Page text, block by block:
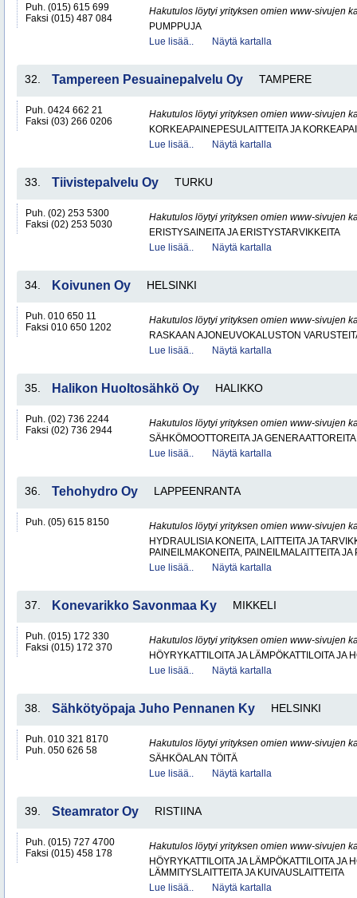
Puh. (015) 615 699
Faksi (015) 487 084
Hakutulos löytyi yrityksen omien www-sivujen
PUMPPUJA
Lue lisää..
Näytä kartalla
32. Tampereen Pesuainepalvelu Oy TAMPERE
Puh. 0424 662 21
Faksi (03) 266 0206
Hakutulos löytyi yrityksen omien www-sivujen
KORKEAPAINEPESULAITTEITA JA
Lue lisää..
Näytä kartalla
33. Tiivistepalvelu Oy TURKU
Puh. (02) 253 5300
Faksi (02) 253 5030
Hakutulos löytyi yrityksen omien www-sivujen
ERISTYSAINEITA JA ERISTYSTARVIKKEITA
Lue lisää..
Näytä kartalla
34. Koivunen Oy HELSINKI
Puh. 010 650 11
Faksi 010 650 1202
Hakutulos löytyi yrityksen omien www-sivujen
RASKAAN AJONEUVOKALUSTON
Lue lisää..
Näytä kartalla
35. Halikon Huoltosähkö Oy HALIKKO
Puh. (02) 736 2244
Faksi (02) 736 2944
Hakutulos löytyi yrityksen omien www-sivujen
SÄHKÖMOOTTOREITA JA GENERAATTOREITA
Lue lisää..
Näytä kartalla
36. Tehohydro Oy LAPPEENRANTA
Puh. (05) 615 8150
Hakutulos löytyi yrityksen omien www-sivujen
HYDRAULISIA KONEITA, LAITTEITA JA
PAINEILMAKONEITA, PAINEILMALAITTEITA
Lue lisää..
Näytä kartalla
37. Konevarikko Savonmaa Ky MIKKELI
Puh. (015) 172 330
Faksi (015) 172 370
Hakutulos löytyi yrityksen omien www-sivujen
HÖYRYKATTILOITA JA LÄMPÖKATTILOITA JA
Lue lisää..
Näytä kartalla
38. Sähkötyöpaja Juho Pennanen Ky HELSINKI
Puh. 010 321 8170
Puh. 050 626 58
Hakutulos löytyi yrityksen omien www-sivujen
SÄHKÖALAN TÖITÄ
Lue lisää..
Näytä kartalla
39. Steamrator Oy RISTIINA
Puh. (015) 727 4700
Faksi (015) 458 178
Hakutulos löytyi yrityksen omien www-sivujen
HÖYRYKATTILOITA JA LÄMPÖKATTILOITA JA
LÄMMITYSLAITTEITA JA KUIVAUSLAITTEITA
Lue lisää..
Näytä kartalla